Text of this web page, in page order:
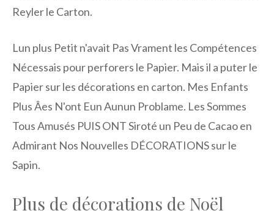
Reyler le Carton.
Lun plus Petit n'avait Pas Vrament les Compétences
Nécessais pour perforers le Papier. Mais il a puter le
Papier sur les décorations en carton. Mes Enfants
Plus Âes N'ont Eun Aunun Problame. Les Sommes
Tous Amusés PUIS ONT Siroté un Peu de Cacao en
Admirant Nos Nouvelles DÉCORATIONS sur le
Sapin.
Plus de décorations de Noël